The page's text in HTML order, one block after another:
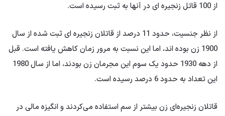
از 100 قاتل زنجیره ای در آنها به ثبت رسیده است.
از نظر جنسیت، حدود 11 درصد از قاتلان زنجیره ای ثبت شده از سال
1900 زن بوده اند، اما این نسبت به مرور زمان کاهش یافته است. قبل
از دهه 1930 حدود یک سوم این مجرمان زن بودند، اما از سال 1980
این تعداد به حدود 6 درصد رسیده است.
قاتلان زنجیره‌ای زن بیشتر از سم استفاده می‌کردند و انگیزه مالی در